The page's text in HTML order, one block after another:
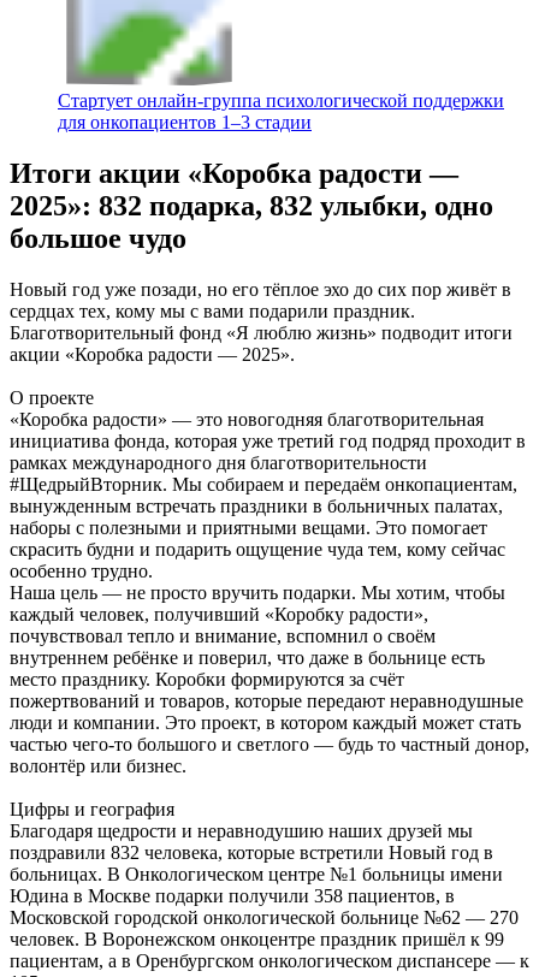
Стартует онлайн‑группа психологической поддержки
для онкопациентов 1–3 стадии
Итоги акции «Коробка радости —
2025»: 832 подарка, 832 улыбки, одно
большое чудо
Новый год уже позади, но его тёплое эхо до сих пор живёт в
сердцах тех, кому мы с вами подарили праздник.
Благотворительный фонд «Я люблю жизнь» подводит итоги
акции «Коробка радости — 2025».
О проекте
«Коробка радости» — это новогодняя благотворительная
инициатива фонда, которая уже третий год подряд проходит в
рамках международного дня благотворительности
#ЩедрыйВторник. Мы собираем и передаём онкопациентам,
вынужденным встречать праздники в больничных палатах,
наборы с полезными и приятными вещами. Это помогает
скрасить будни и подарить ощущение чуда тем, кому сейчас
особенно трудно.
Наша цель — не просто вручить подарки. Мы хотим, чтобы
каждый человек, получивший «Коробку радости»,
почувствовал тепло и внимание, вспомнил о своём
внутреннем ребёнке и поверил, что даже в больнице есть
место празднику. Коробки формируются за счёт
пожертвований и товаров, которые передают неравнодушные
люди и компании. Это проект, в котором каждый может стать
частью чего-то большого и светлого — будь то частный донор,
волонтёр или бизнес.
Цифры и география
Благодаря щедрости и неравнодушию наших друзей мы
поздравили 832 человека, которые встретили Новый год в
больницах. В Онкологическом центре №1 больницы имени
Юдина в Москве подарки получили 358 пациентов, в
Московской городской онкологической больнице №62 — 270
человек. В Воронежском онкоцентре праздник пришёл к 99
пациентам, а в Оренбургском онкологическом диспансере — к